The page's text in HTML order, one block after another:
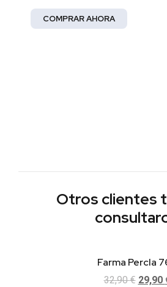
COMPRAR AHORA
Otros clientes
Farma Percla
32,90€ 29,90